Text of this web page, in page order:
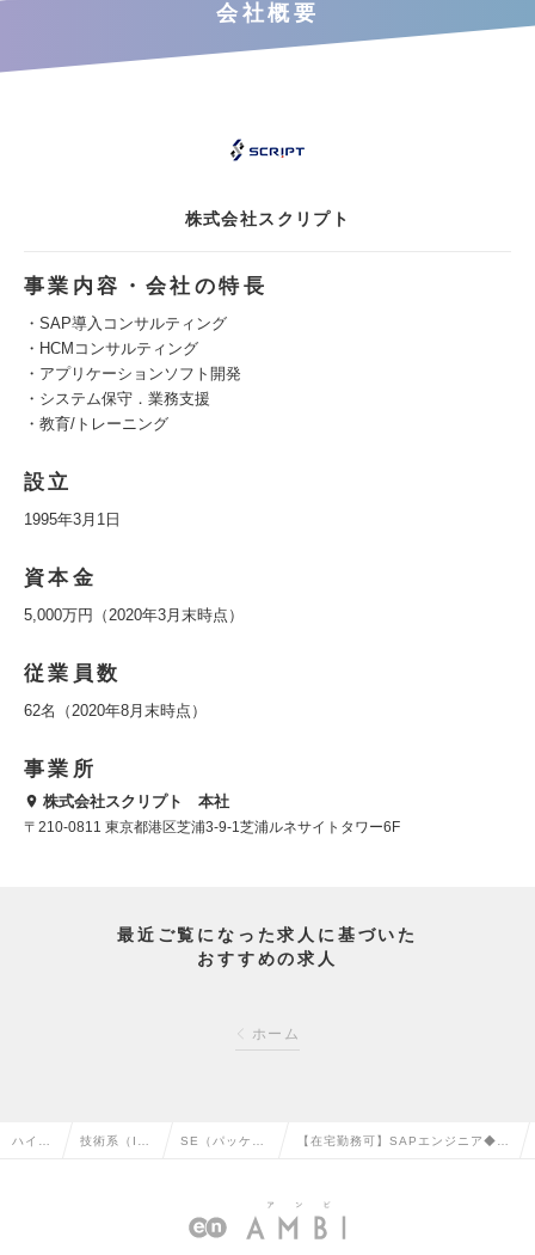
会社概要
株式会社スクリプト
事業内容・会社の特長
・SAP導入コンサルティング
・HCMコンサルティング
・アプリケーションソフト開発
・システム保守．業務支援
・教育/トレーニング
設立
1995年3月1日
資本金
5,000万円（2020年3月末時点）
従業員数
62名（2020年8月末時点）
事業所
株式会社スクリプト 本社
〒210-0811 東京都港区芝浦3-9-1芝浦ルネサイトタワー6F
最近ご覧になった求人に基づいた
おすすめの求人
ホーム
ハイク 技術系（I SE（パッケー
ェア系）の転
【在宅勤務可】SAPエンジニア◆残
手取引実績/HRTechの求人情報